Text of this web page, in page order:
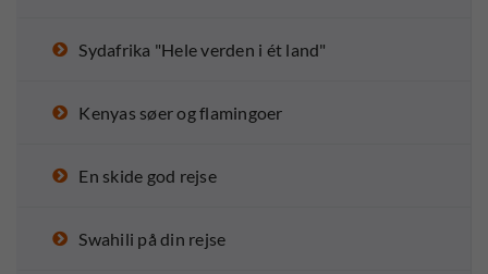
Sydafrika "Hele verden i ét land"
Kenyas søer og flamingoer
En skide god rejse
Swahili på din rejse